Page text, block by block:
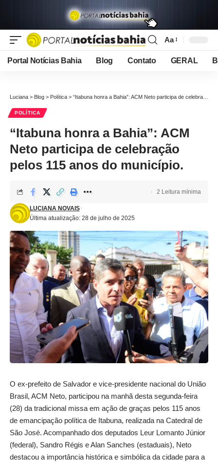
Font
Resizer
Aa
Portal Notícias Bahia Blog Contato GERAL
Luciana > Blog > Política > “Itabuna honra a Bahia”: ACM Neto participa de celebração pelos 115 anos do município.
POLÍTICA
“Itabuna honra a Bahia”: ACM
Neto participa de celebração
pelos 115 anos do município.
Última atualização: 28 de julho de 2025
LUCIANA NOVAIS
2 Leitura mínima
O ex-prefeito de Salvador e vice-presidente nacional do União
Brasil, ACM Neto, participou na manhã desta segunda-feira
(28) da tradicional missa em ação de graças pelos 115 anos
de emancipação política de Itabuna, realizada na Catedral de
São José. Acompanhado dos deputados Leur Lomanto Júnior
(federal), Sandro Régis e Alan Sanches (estaduais), Neto
destacou a importância histórica e simbólica da cidade para a